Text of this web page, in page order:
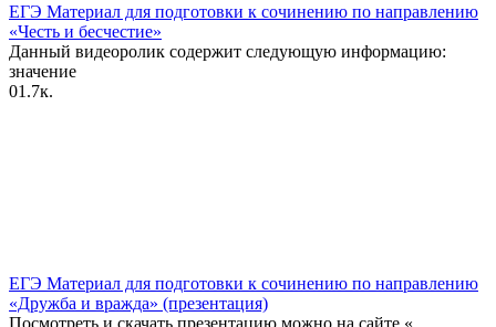
ЕГЭ Материал для подготовки к сочинению по направлению
«Честь и бесчестие»
Данный видеоролик содержит следующую информацию:
значение
01.7к.
ЕГЭ Материал для подготовки к сочинению по направлению
«Дружба и вражда» (презентация)
Посмотреть и скачать презентацию можно на сайте «